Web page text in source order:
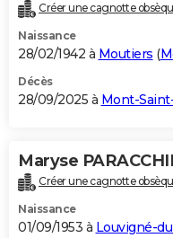
Destinations
City break
Voyage nature
Voyage de noces
Forum
Climat
+PHOTO
GUIDES D'ACHAT
BONS PLANS
Carte de Noël
Carte Bonne année
Carte Saint-Valentin
Carte Pâques
Carte d'anniversaire
DICTIONNAIRE
Dictionnaire
Biographies
Citations
Expressions
Proverbes
PROGRAMME TV
Créer une cagnotte
Naissance
28/02/1942 à Moutiers (
Décès
28/09/2025 à Mont-
Maryse
Créer une cagnotte
Naissance
01/09/1953 à Louvigné-